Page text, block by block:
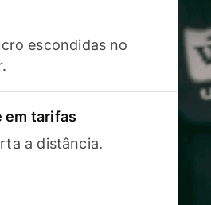
escondidas no
em tarifas
a distância.